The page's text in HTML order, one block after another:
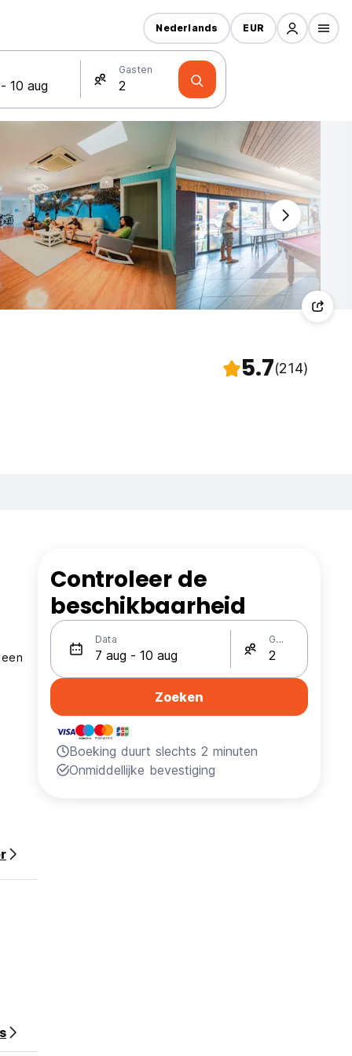
Gasten
Nederlands EUR
5.7(214)
Controleer de
beschikbaarheid
Data Gasten
Zoeken
Boeking duurt slechts 2 minuten
Onmiddellijke bevestiging